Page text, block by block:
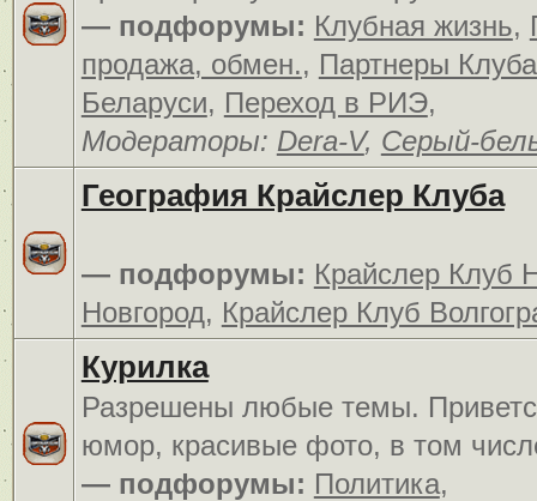
— подфорумы: Клубная жизнь,
продажа, обмен., Партнеры
Беларуси, Переход в РИЭ,
Модераторы: Dera-V, Серый-
География Крайслер Клуба
— подфорумы: Крайслер Клуб
Новгород, Крайслер Клуб
Курилка
Разрешены любые темы.
юмор, красивые фото, в том
— подфорумы: Политика,